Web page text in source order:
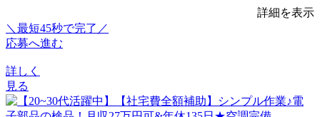
詳細を表示
＼最短45秒で完了／
応募へ進む
詳しく
見る